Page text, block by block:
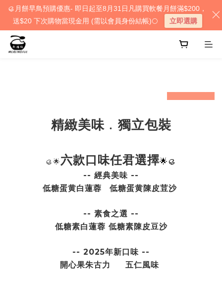
prev next
精緻美味﹒獨立包裝
🥮🌟六款口味任君選擇🌟🥮
-- 經典美味 --
低糖蛋黄白蓮蓉
低糖蛋黄陳皮荳沙
-- 素食之選 --
低糖素白蓮蓉 低糖素陳皮豆沙
-- 2025年新口味 --
開心果朱古力
五仁風味
🥮月餅早鳥預購優惠- 即日起至8月31日凡購買軟餐月餅滿$200，
送$20 下次購物當現金用 (需以會員身份結帳)🌕
立即選購